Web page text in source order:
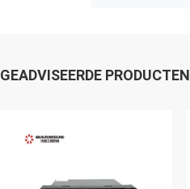
GEADVISEERDE PRODUCTEN